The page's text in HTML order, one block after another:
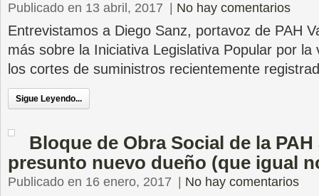
Publicado en 13 abril, 2017 No hay comentarios
Entrevistamos a Diego Sanz, portavoz de PAH
más sobre la Iniciativa Legislativa Popular por la
los cortes de suministros recientemente
Sigue Leyendo...
Bloque de Obra Social de la
presunto nuevo dueño (que igual
Publicado en 16 enero, 2017 No hay comentarios